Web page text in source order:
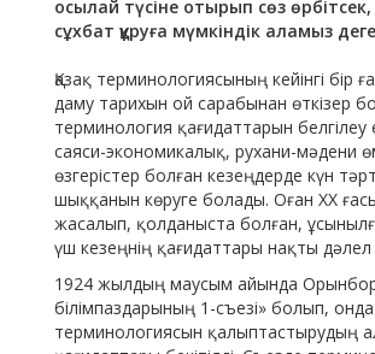
осылай түсіне отырып сөз
сұхбат құруға мүмкіндік аламыз
Қазақ терминологиясының кейінгі бір
даму тарихын ой сарабынан өткізер
терминология қағидаттарын белгілеу
саяси-экономикалық, рухани-мәдени
өзгерістер болған кезеңдерде күн
шыққанын көруге болады. Оған ХХ
жасалып, қолданыста болған,
үш кезеңнің қағидаттары нақты
1924 жылдың маусым айында
білімпаздарының 1-съезі» болып,
терминологиясын қалыптастырудың